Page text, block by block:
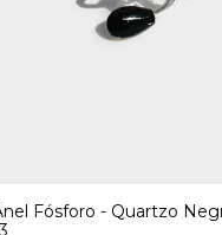
Fósforo - Quartzo